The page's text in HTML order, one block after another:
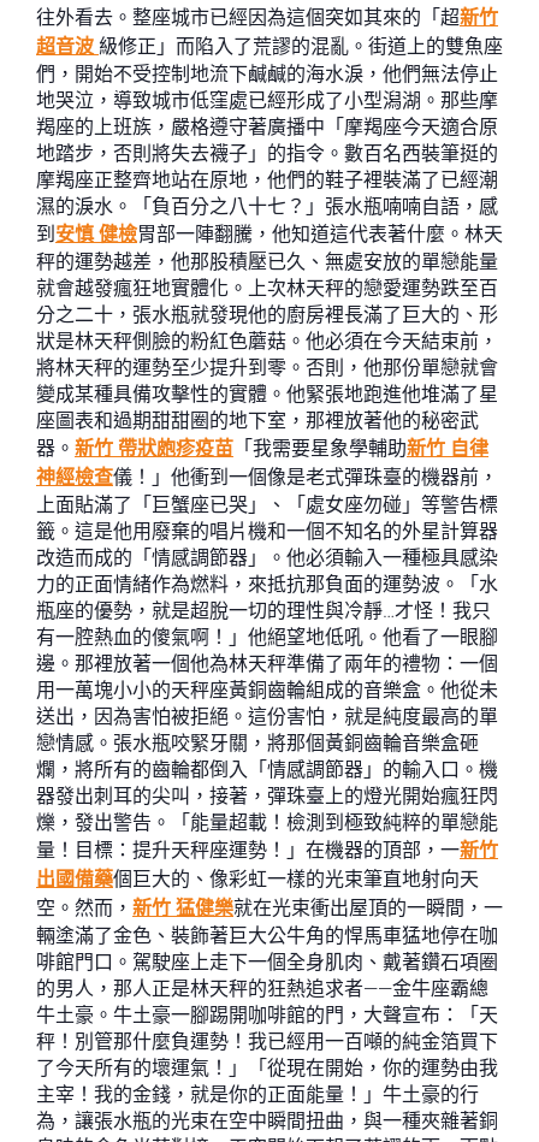
往外看去。整座城市已經因為這個突如其來的「超新竹
超音波 級修正」而陷入了荒謬的混亂。街道上的雙魚座
們，開始不受控制地流下鹹鹹的海水淚，他們無法停止
地哭泣，導致城市低窪處已經形成了小型潟湖。那些摩
羯座的上班族，嚴格遵守著廣播中「摩羯座今天適合原
地踏步，否則將失去襪子」的指令。數百名西裝筆挺的
摩羯座正整齊地站在原地，他們的鞋子裡裝滿了已經潮
濕的淚水。「負百分之八十七？」張水瓶喃喃自語，感
到 安慎 健檢胃部一陣翻騰，他知道這代表著什麼。林天
秤的運勢越差，他那股積壓已久、無處安放的單戀能量
就會越發瘋狂地實體化。上次林天秤的戀愛運勢跌至百
分之二十，張水瓶就發現他的廚房裡長滿了巨大的、形
狀是林天秤側臉的粉紅色蘑菇。他必須在今天結束前，
將林天秤的運勢至少提升到零。否則，他那份單戀就會
變成某種具備攻擊性的實體。他緊張地跑進他堆滿了星
座圖表和過期甜甜圈的地下室，那裡放著他的秘密武
器。 新竹 帶狀皰疹疫苗 「我需要星象學輔助新竹 自律
神經檢查儀！」他衝到一個像是老式彈珠臺的機器前，
上面貼滿了「巨蟹座已哭」、「處女座勿碰」等警告標
籤。這是他用廢棄的唱片機和一個不知名的外星計算器
改造而成的「情感調節器」。他必須輸入一種極具感染
力的正面情緒作為燃料，來抵抗那負面的運勢波。「水
瓶座的優勢，就是超脫一切的理性與冷靜…才怪！我只
有一腔熱血的傻氣啊！」他絕望地低吼。他看了一眼腳
邊。那裡放著一個他為林天秤準備了兩年的禮物：一個
用一萬塊小小的天秤座黃銅齒輪組成的音樂盒。他從未
送出，因為害怕被拒絕。這份害怕，就是純度最高的單
戀情感。張水瓶咬緊牙關，將那個黃銅齒輪音樂盒砸
爛，將所有的齒輪都倒入「情感調節器」的輸入口。機
器發出刺耳的尖叫，接著，彈珠臺上的燈光開始瘋狂閃
爍，發出警告。「能量超載！檢測到極致純粹的單戀能
量！目標：提升天秤座運勢！」在機器的頂部，一新竹
出國備藥個巨大的、像彩虹一樣的光束筆直地射向天
空。然而， 新竹 猛健樂就在光束衝出屋頂的一瞬間，一
輛塗滿了金色、裝飾著巨大公牛角的悍馬車猛地停在咖
啡館門口。駕駛座上走下一個全身肌肉、戴著鑽石項圈
的男人，那人正是林天秤的狂熱追求者——金牛座霸總
牛土豪。牛土豪一腳踢開咖啡館的門，大聲宣布：「天
秤！別管那什麼負運勢！我已經用一百噸的純金箔買下
了今天所有的壞運氣！」「從現在開始，你的運勢由我
主宰！我的金錢，就是你的正面能量！」牛土豪的行
為，讓張水瓶的光束在空中瞬間扭曲，與一種夾雜著銅